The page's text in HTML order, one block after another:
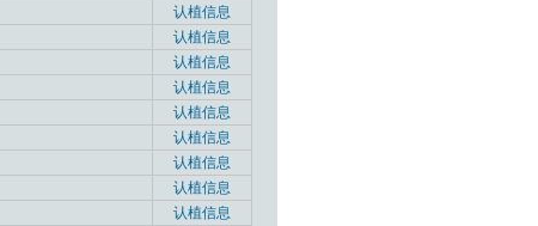
认植信息
认植信息
认植信息
认植信息
认植信息
认植信息
认植信息
认植信息
认植信息